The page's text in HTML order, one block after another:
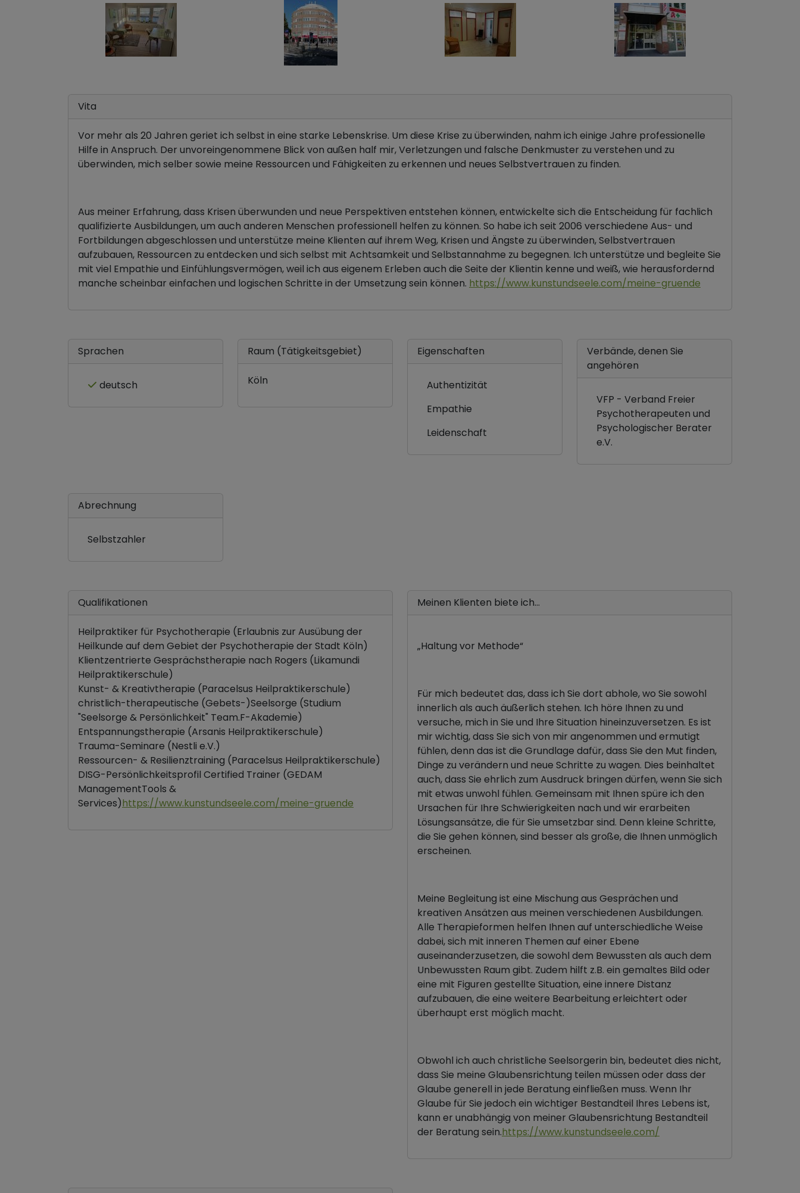
Vita
Vor mehr als 20 Jahren geriet ich selbst in eine starke Lebenskrise. Um diese Krise zu überwinden, nahm ich einige Jahre professionelle
Hilfe in Anspruch. Der unvoreingenommene Blick von außen half mir, Verletzungen und falsche Denkmuster zu verstehen und zu
überwinden, mich selber sowie meine Ressourcen und Fähigkeiten zu erkennen und neues Selbstvertrauen zu finden.
Aus meiner Erfahrung, dass Krisen überwunden und neue Perspektiven entstehen können, entwickelte sich die Entscheidung für fachlich
qualifizierte Ausbildungen, um auch anderen Menschen professionell helfen zu können. So habe ich seit 2006 verschiedene Aus- und
Fortbildungen abgeschlossen und unterstütze meine Klienten auf ihrem Weg, Krisen und Ängste zu überwinden, Selbstvertrauen
aufzubauen, Ressourcen zu entdecken und sich selbst mit Achtsamkeit und Selbstannahme zu begegnen. Ich unterstütze und begleite Sie
mit viel Empathie und Einfühlungsvermögen, weil ich aus eigenem Erleben auch die Seite der Klientin kenne und weiß, wie herausfordernd
manche scheinbar einfachen und logischen Schritte in der Umsetzung sein können. https://www.kunstundseele.com/meine-gruende
Sprachen
deutsch
Raum (Tätigkeitsgebiet)
Köln
Eigenschaften
Authentizität
Empathie
Leidenschaft
Verbände, denen Sie
angehören
VFP - Verband Freier
Psychotherapeuten und
Psychologischer Berater
e.V.
Abrechnung
Selbstzahler
Qualifikationen
Heilpraktiker für Psychotherapie (Erlaubnis zur Ausübung der
Heilkunde auf dem Gebiet der Psychotherapie der Stadt Köln)
Klientzentrierte Gesprächstherapie nach Rogers (Likamundi
Heilpraktikerschule)
Kunst- & Kreativtherapie (Paracelsus Heilpraktikerschule)
christlich-therapeutische (Gebets-)Seelsorge (Studium
"Seelsorge & Persönlichkeit" Team.F-Akademie)
Entspannungstherapie (Arsanis Heilpraktikerschule)
Trauma-Seminare (Nestli e.V.)
Ressourcen- & Resilienztraining (Paracelsus Heilpraktikerschule)
DISG-Persönlichkeitsprofil Certified Trainer (GEDAM
ManagementTools &
Services)https://www.kunstundseele.com/meine-gruende
Meinen Klienten biete ich...
„Haltung vor Methode“
Für mich bedeutet das, dass ich Sie dort abhole, wo Sie sowohl
innerlich als auch äußerlich stehen. Ich höre Ihnen zu und
versuche, mich in Sie und Ihre Situation hineinzuversetzen. Es ist
mir wichtig, dass Sie sich von mir angenommen und ermutigt
fühlen, denn das ist die Grundlage dafür, dass Sie den Mut finden,
Dinge zu verändern und neue Schritte zu wagen. Dies beinhaltet
auch, dass Sie ehrlich zum Ausdruck bringen dürfen, wenn Sie sich
mit etwas unwohl fühlen. Gemeinsam mit Ihnen spüre ich den
Ursachen für Ihre Schwierigkeiten nach und wir erarbeiten
Lösungsansätze, die für Sie umsetzbar sind. Denn kleine Schritte,
die Sie gehen können, sind besser als große, die Ihnen unmöglich
erscheinen.
Meine Begleitung ist eine Mischung aus Gesprächen und
kreativen Ansätzen aus meinen verschiedenen Ausbildungen.
Alle Therapieformen helfen Ihnen auf unterschiedliche Weise
dabei, sich mit inneren Themen auf einer Ebene
auseinanderzusetzen, die sowohl dem Bewussten als auch dem
Unbewussten Raum gibt. Zudem hilft z.B. ein gemaltes Bild oder
eine mit Figuren gestellte Situation, eine innere Distanz
aufzubauen, die eine weitere Bearbeitung erleichtert oder
überhaupt erst möglich macht.
Obwohl ich auch christliche Seelsorgerin bin, bedeutet dies nicht,
dass Sie meine Glaubensrichtung teilen müssen oder dass der
Glaube generell in jede Beratung einfließen muss. Wenn Ihr
Glaube für Sie jedoch ein wichtiger Bestandteil Ihres Lebens ist,
kann er unabhängig von meiner Glaubensrichtung Bestandteil
der Beratung sein.https://www.kunstundseele.com/